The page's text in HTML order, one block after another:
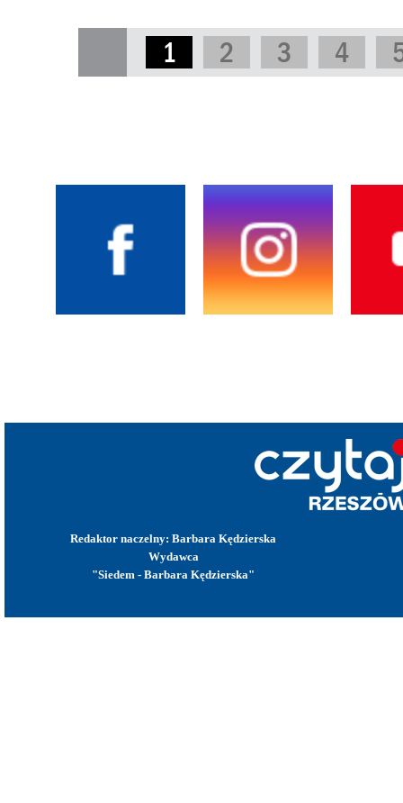
1 2 3 4
Redaktor naczelny: Barbara Kędzierska
Wydawca
"Siedem - Barbara Kędzierska"